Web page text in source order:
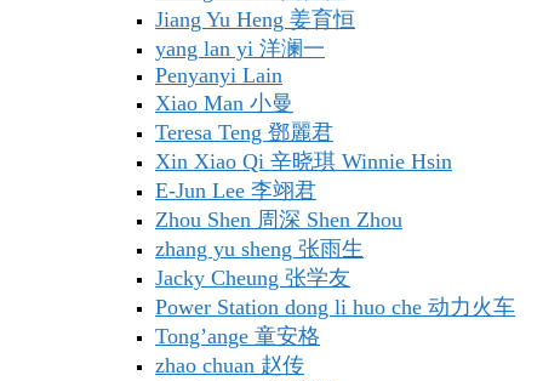
Jiang Yu Heng 姜育恒
yang lan yi 洋澜一
Penyanyi Lain
Xiao Man 小曼
Teresa Teng 鄧麗君
Xin Xiao Qi 辛晓琪 Winnie Hsin
E-Jun Lee 李翊君
Zhou Shen 周深 Shen Zhou
zhang yu sheng 张雨生
Jacky Cheung 张学友
Power Station dong li huo che 动力火车
Tong’ange 童安格
zhao chuan 赵传